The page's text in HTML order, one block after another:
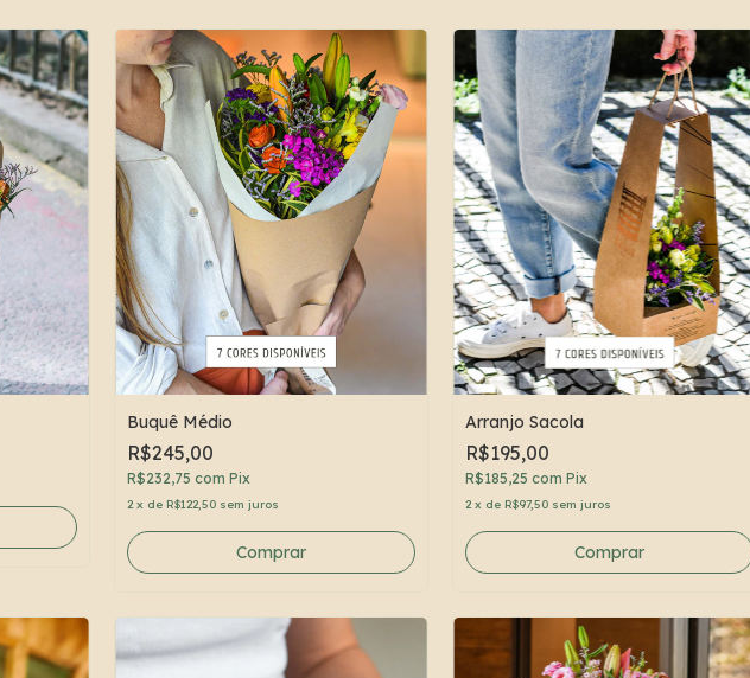
Buquê Médio
R$245,00
R$232,75 com Pix
2 x de R$122,50 sem juros
Comprar
Arranjo Sacola
R$195,00
R$185,25 com Pix
2 x de R$97,50 sem juros
Comprar